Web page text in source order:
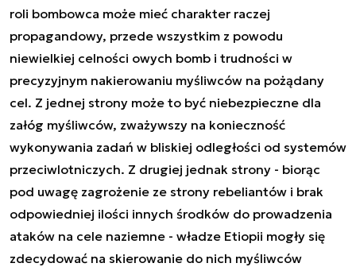
roli bombowca może mieć charakter raczej
propagandowy, przede wszystkim z powodu
niewielkiej celności owych bomb i trudności w
precyzyjnym nakierowaniu myśliwców na pożądany
cel. Z jednej strony może to być niebezpieczne dla
załóg myśliwców, zważywszy na konieczność
wykonywania zadań w bliskiej odległości od systemów
przeciwlotniczych. Z drugiej jednak strony - biorąc
pod uwagę zagrożenie ze strony rebeliantów i brak
odpowiedniej ilości innych środków do prowadzenia
ataków na cele naziemne - władze Etiopii mogły się
zdecydować na skierowanie do nich myśliwców